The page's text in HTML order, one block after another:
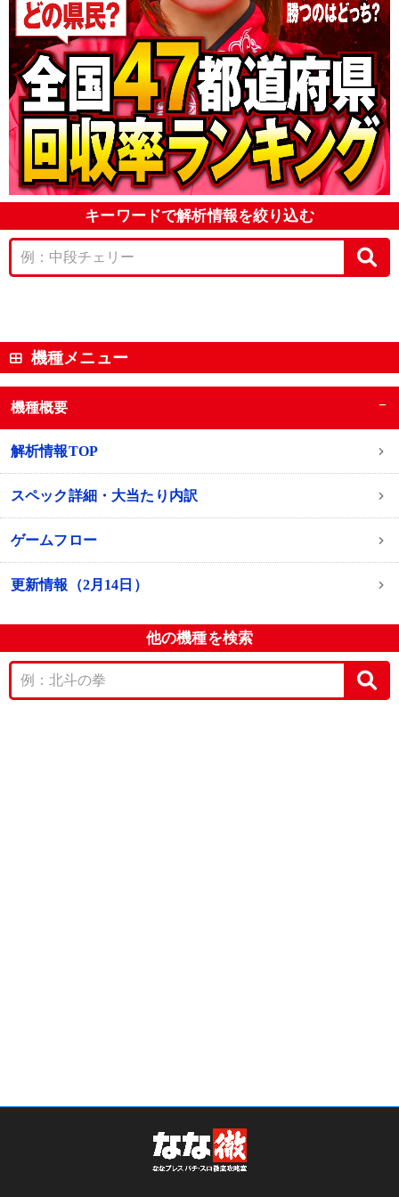
キーワードで解析情報を絞り込む
機種メニュー
機種概要 −
解析情報TOP
スペック詳細・大当たり内訳
ゲームフロー
更新情報（2月14日）
他の機種を検索